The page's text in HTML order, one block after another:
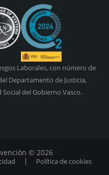
Laborales, con número de
Departamento de Justicia,
del Gobierno Vasco.
© 2026
Política de cookies